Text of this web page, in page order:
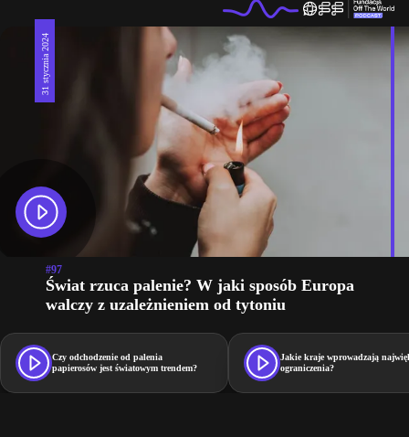
31 stycznia 2024
#97
Świat rzuca palenie? W jaki sposób Europa
walczy z uzależnieniem od tytoniu
Czy odchodzenie od palenia
papierosów jest światowym trendem?
Jakie kraje wprowadzają
ograniczenia?